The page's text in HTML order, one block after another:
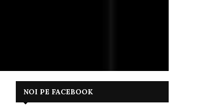
NOI PE FACEBOOK